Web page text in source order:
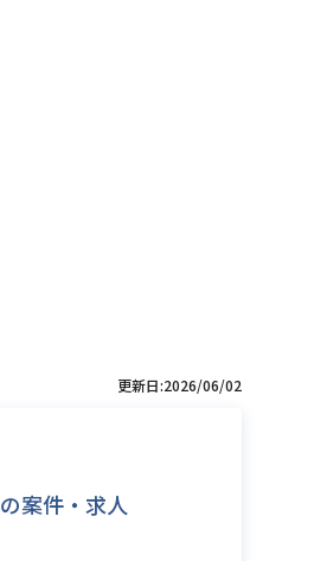
更新日:2026/06/02
の案件・求人